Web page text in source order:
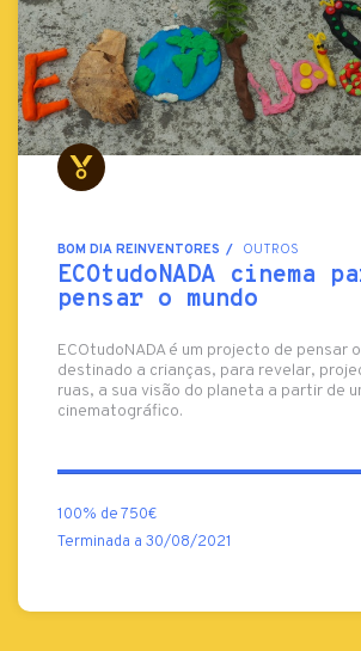
BOM DIA REINVENTORES OUTROS
ECOtudoNADA cinema
pensar o mundo
ECOtudoNADA é um projecto de pensar
destinado a crianças, para revelar,
ruas, a sua visão do planeta a partir de
cinematográfico.
100% de 750€
Terminada a 30/08/2021